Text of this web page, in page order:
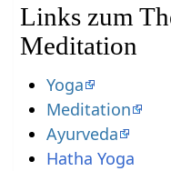
Links zum
Meditation
Yoga
Meditation
Ayurveda
Hatha Yoga